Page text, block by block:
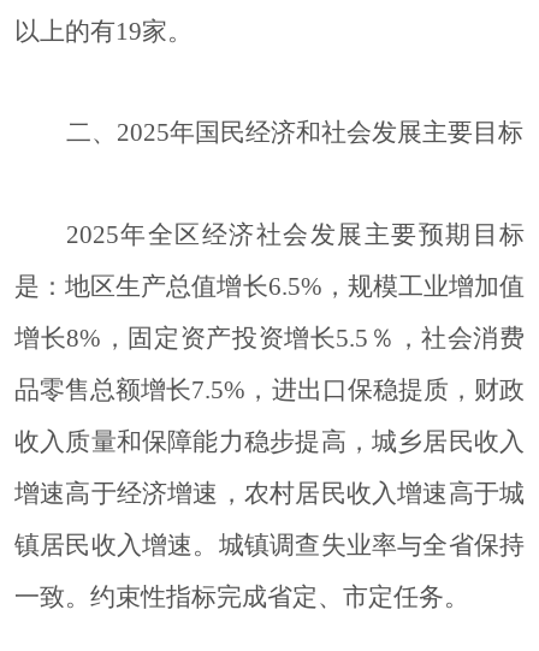
以上的有19家。
二、 2025年国民经济和社会发展主要目标
2025年全区经济社会发展主要预期目标
是：地区生产总值增长6.5%，规模工业增加值
增长8%，固定资产投资增长5.5％，社会消费
品零售总额增长7.5%，进出口保稳提质，财政
收入质量和保障能力稳步提高，城乡居民收入
增速高于经济增速，农村居民收入增速高于城
镇居民收入增速。城镇调查失业率与全省保持
一致。约束性指标完成省定、市定任务。